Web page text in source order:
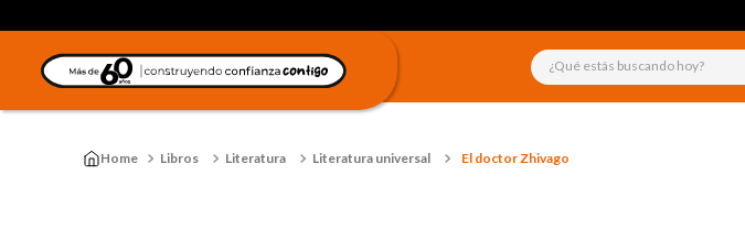
¿Qué estás buscando hoy?
Libros Literatura Literatura universal El doctor Zhivago